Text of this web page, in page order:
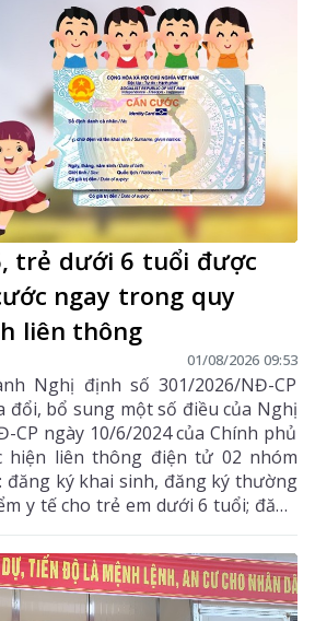
trẻ dưới 6 tuổi được
ngay trong quy
liên thông
01/08/2026 09:53
Nghị định số 301/2026/NĐ-CP
đổi, bổ sung một số điều của Nghị
CP ngày 10/6/2024 của Chính phủ
hiện liên thông điện tử 02 nhóm
đăng ký khai sinh, đăng ký thường
y tế cho trẻ em dưới 6 tuổi; đăng
ký thường trú, giải quyết mai